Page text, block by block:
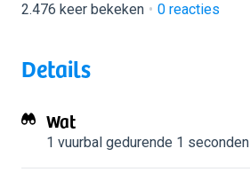
2.476 keer bekeken
0 reacties
Details
Wat
1 vuurbal gedurende 1 seconden